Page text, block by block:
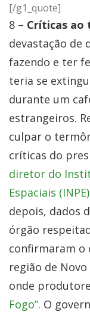
[/g1_quote]
8 – Críticas ao
devastação de
fazendo e ter
teria se
durante um
estrangeiros.
culpar o
críticas do
diretor do
Espaciais
depois, dados
órgão
confirmaram o
região de
onde
Fogo”. O